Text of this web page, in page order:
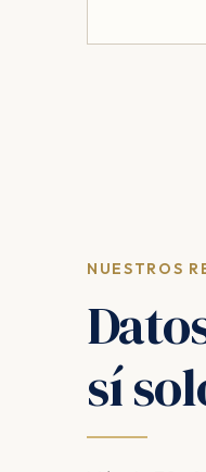
NUESTROS
sí